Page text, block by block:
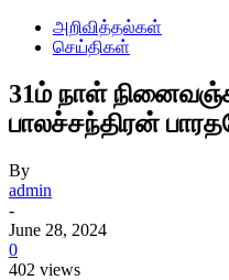
அறிவித்தல்கள்
செய்திகள்
31ம் நாள்
பாலச்சந்திரன்
By
admin
-
June 28, 2024
0
402 views